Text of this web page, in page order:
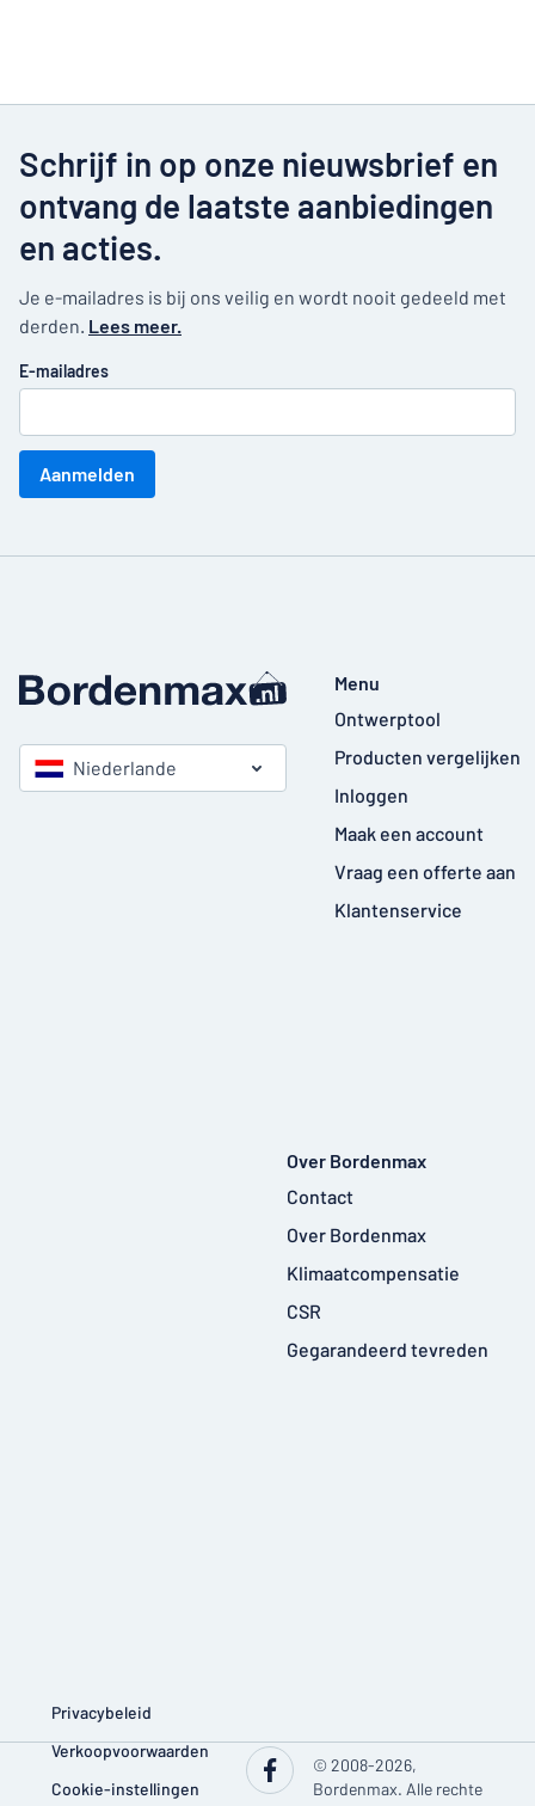
Schrijf in op onze nieuwsbrief en
ontvang de laatste aanbiedingen
en acties.
Je e-mailadres is bij ons veilig en wordt nooit gedeeld met
derden. Lees meer.
E-mailadres
Aanmelden
Niederlande
Menu
Ontwerptool
Producten vergelijken
Inloggen
Maak een account
Vraag een offerte aan
Klantenservice
Over Bordenmax
Contact
Over Bordenmax
Klimaatcompensatie
CSR
Gegarandeerd tevreden
Privacybeleid
Verkoopvoorwaarden
Cookie-instellingen
© 2008-2026,
Bordenmax. Alle rechte